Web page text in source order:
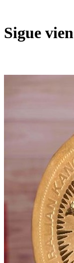
Sigue